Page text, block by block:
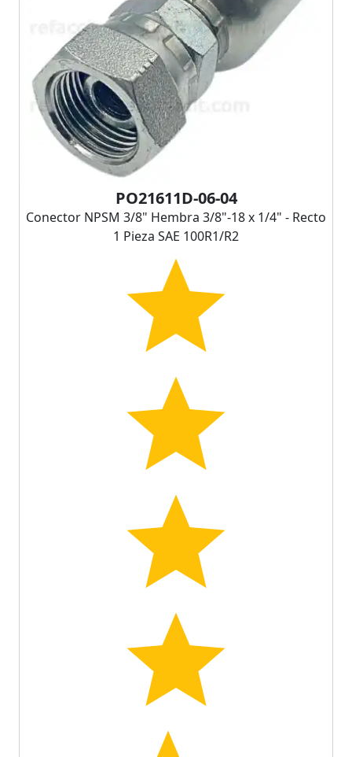
PO21611D-06-04
Conector NPSM 3/8" Hembra 3/8"-18 x 1/4" - Recto
1 Pieza SAE 100R1/R2